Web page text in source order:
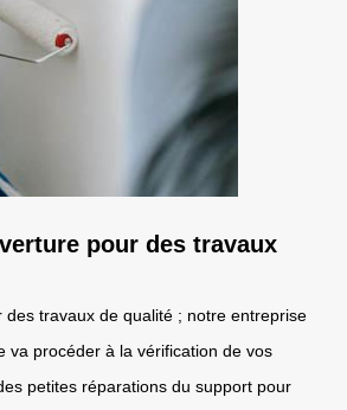
pour des travaux
des travaux de qualité ; notre entreprise
va procéder à la vérification de vos
petites réparations du support pour